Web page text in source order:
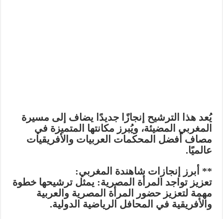
يُعد هذا الترشيح إنجازًا جديدًا يضاف إلى مسيرة
المغربي المضيئة، ويُبرز مكانتها المتميزة في
مصاف أفضل المحكمات العربيات والأفريقيات
عالميًا.
** أبرز إنجازات شاهندة المغربي:
تعزيز تواجد المرأة المصرية: يمثل ترشيحها خطوة
مهمة لتعزيز حضور المرأة المصرية والعربية
والأفريقية في المحافل الرياضية الدولية.